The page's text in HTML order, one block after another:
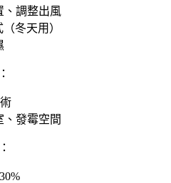
、調整出風
冬天用）
、發霉空間
：